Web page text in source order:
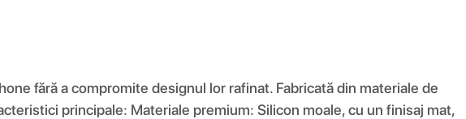
fără a compromite designul lor rafinat. Fabricată din materiale de
principale: Materiale premium: Silicon moale, cu un finisaj mat,